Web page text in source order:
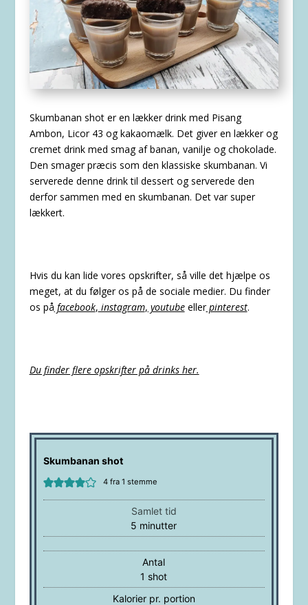
Skumbanan shot er en lækker drink med Pisang
Ambon, Licor 43 og kakaomælk. Det giver en lækker og
cremet drink med smag af banan, vanilje og chokolade.
Den smager præcis som den klassiske skumbanan. Vi
serverede denne drink til dessert og serverede den
derfor sammen med en skumbanan. Det var super
lækkert.
Hvis du kan lide vores opskrifter, så ville det hjælpe os
meget, at du følger os på de sociale medier. Du finder
os på facebook, instagram, youtubeellerpinterest.
Du finder flere opskrifter på drinks her.
Skumbanan shot
4fra 1 stemme
Samlet tid
5 minutter
minutter
Antal
1 shot
Kalorier pr. portion